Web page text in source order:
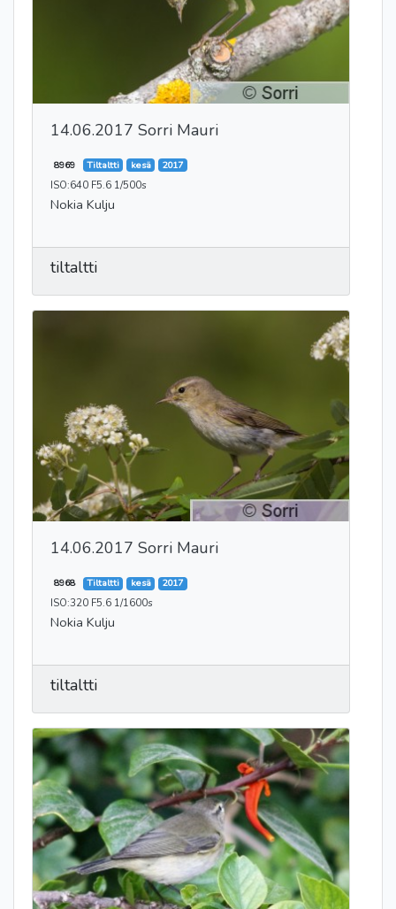
14.06.2017 Sorri Mauri
8969 Tiltaltti kesä 2017
ISO:640 F5.6 1/500s
Nokia Kulju
tiltaltti
14.06.2017 Sorri Mauri
8968 Tiltaltti kesä 2017
ISO:320 F5.6 1/1600s
Nokia Kulju
tiltaltti